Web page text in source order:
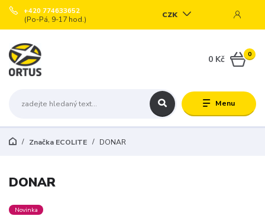
Menu
CZK
+420 774633652
(Po-Pá, 9-17 hod.)
0
0 Kč
Značka ECOLITE DONAR
DONAR
Novinka